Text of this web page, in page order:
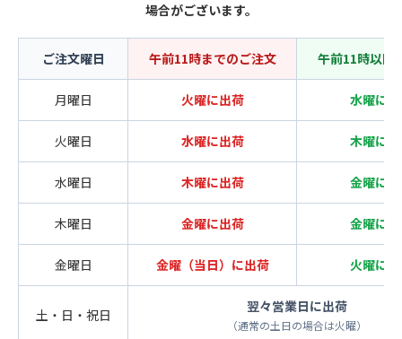
場合がございます。
ご注文曜日 午前11時までのご注文 午前11時以降
月曜日 火曜に出荷 水曜に
火曜日 水曜に出荷 木曜に
水曜日 木曜に出荷 金曜に
木曜日 金曜に出荷 金曜に
金曜日 金曜（当日）に出荷 火曜に
土・日・祝日 翌々営業日に出荷
（通常の土日の場合は火曜）